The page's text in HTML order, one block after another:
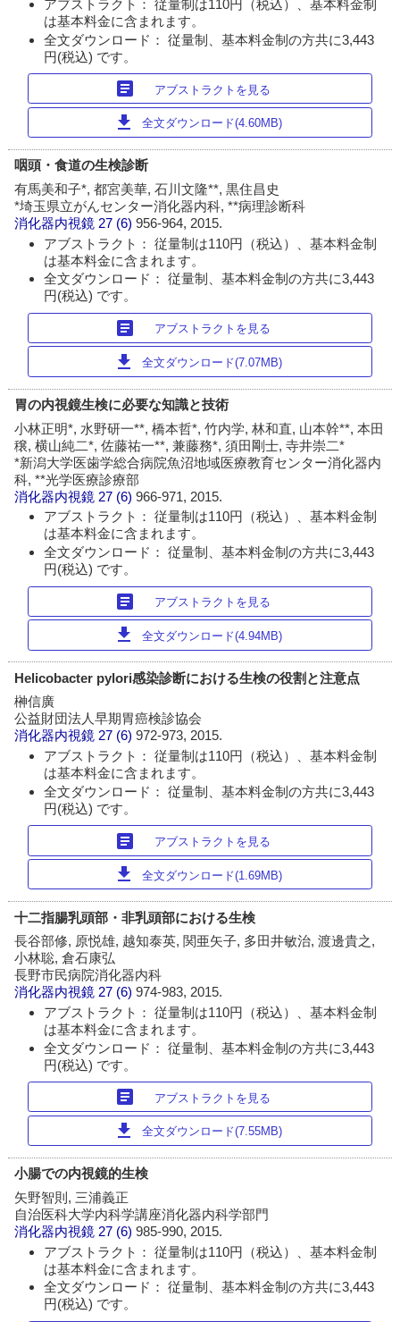
アブストラクト： 従量制は110円（税込）、基本料金制
は基本料金に含まれます。
全文ダウンロード： 従量制、基本料金制の方共に3,443
円(税込) です。
article アブストラクトを見る
download 全文ダウンロード(4.60MB)
咽頭・食道の生検診断
有馬美和子*, 都宮美華, 石川文隆**, 黒住昌史
*埼玉県立がんセンター消化器内科, **病理診断科
消化器内視鏡 27 (6)956-964, 2015.
アブストラクト： 従量制は110円（税込）、基本料金制
は基本料金に含まれます。
全文ダウンロード： 従量制、基本料金制の方共に3,443
円(税込) です。
article アブストラクトを見る
download 全文ダウンロード(7.07MB)
胃の内視鏡生検に必要な知識と技術
小林正明*, 水野研一**, 橋本哲*, 竹内学, 林和直, 山本幹**, 本田
穣, 横山純二*, 佐藤祐一**, 兼藤務*, 須田剛士, 寺井崇二*
*新潟大学医歯学総合病院魚沼地域医療教育センター消化器内
科, **光学医療診療部
消化器内視鏡 27 (6)966-971, 2015.
アブストラクト： 従量制は110円（税込）、基本料金制
は基本料金に含まれます。
全文ダウンロード： 従量制、基本料金制の方共に3,443
円(税込) です。
article アブストラクトを見る
download 全文ダウンロード(4.94MB)
Helicobacter pylori感染診断における生検の役割と注意点
榊信廣
公益財団法人早期胃癌検診協会
消化器内視鏡 27 (6)972-973, 2015.
アブストラクト： 従量制は110円（税込）、基本料金制
は基本料金に含まれます。
全文ダウンロード： 従量制、基本料金制の方共に3,443
円(税込) です。
article アブストラクトを見る
download 全文ダウンロード(1.69MB)
十二指腸乳頭部・非乳頭部における生検
長谷部修, 原悦雄, 越知泰英, 関亜矢子, 多田井敏治, 渡邊貴之,
小林聡, 倉石康弘
長野市民病院消化器内科
消化器内視鏡 27 (6)974-983, 2015.
アブストラクト： 従量制は110円（税込）、基本料金制
は基本料金に含まれます。
全文ダウンロード： 従量制、基本料金制の方共に3,443
円(税込) です。
article アブストラクトを見る
download 全文ダウンロード(7.55MB)
小腸での内視鏡的生検
矢野智則, 三浦義正
自治医科大学内科学講座消化器内科学部門
消化器内視鏡 27 (6)985-990, 2015.
アブストラクト： 従量制は110円（税込）、基本料金制
は基本料金に含まれます。
全文ダウンロード： 従量制、基本料金制の方共に3,443
円(税込) です。